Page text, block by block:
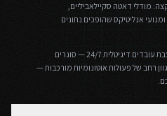
מודלי דאטה סקיילאביליים,
אינטגרציות בזמן אמת, סוכנים מבוססי LLM ומנועי אנליטיקס שהופכים נתונים
סוכני ה-AI האוטונומיים שלנו מתפקדים כמצבת עובדים דיגיטלית 24/7 — סוגרים
רחב של פעולות אוטונומיות מורכבות —